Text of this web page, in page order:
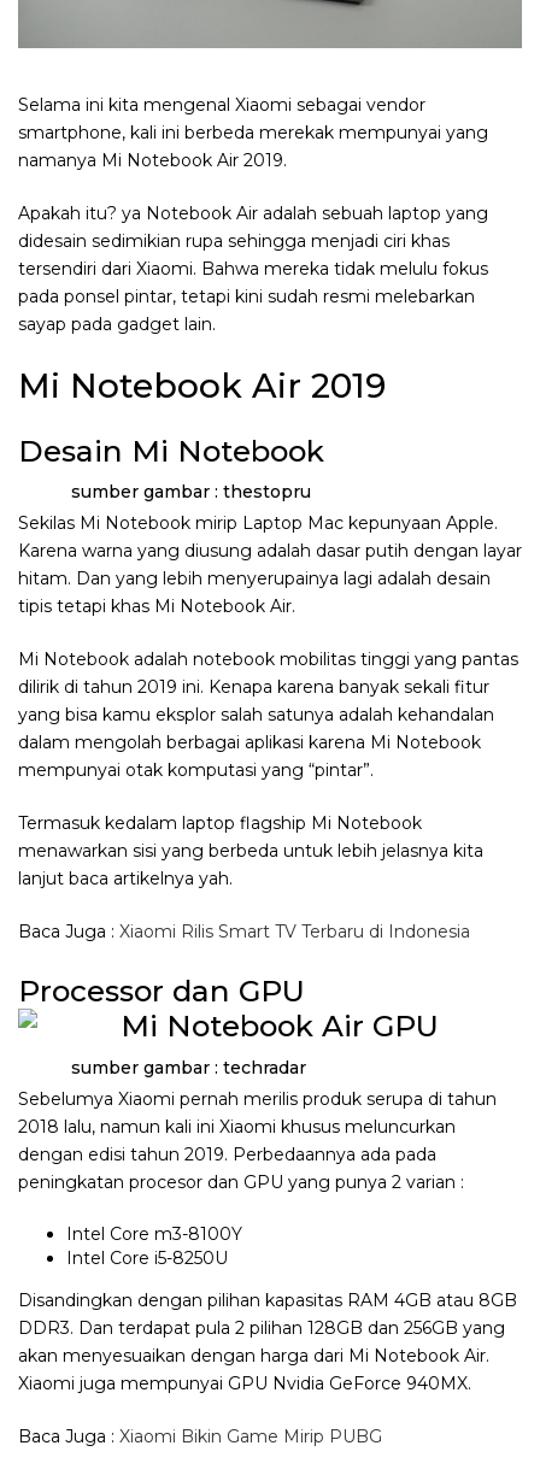
Selama ini kita mengenal Xiaomi sebagai vendor
smartphone, kali ini berbeda merekak mempunyai yang
namanya Mi Notebook Air 2019.
Apakah itu? ya Notebook Air adalah sebuah laptop yang
didesain sedimikian rupa sehingga menjadi ciri khas
tersendiri dari Xiaomi. Bahwa mereka tidak melulu fokus
pada ponsel pintar, tetapi kini sudah resmi melebarkan
sayap pada gadget lain.
Mi Notebook Air 2019
Desain Mi Notebook
sumber gambar : thestopru
Sekilas Mi Notebook mirip Laptop Mac kepunyaan Apple.
Karena warna yang diusung adalah dasar putih dengan layar
hitam. Dan yang lebih menyerupainya lagi adalah desain
tipis tetapi khas Mi Notebook Air.
Mi Notebook adalah notebook mobilitas tinggi yang pantas
dilirik di tahun 2019 ini. Kenapa karena banyak sekali fitur
yang bisa kamu eksplor salah satunya adalah kehandalan
dalam mengolah berbagai aplikasi karena Mi Notebook
mempunyai otak komputasi yang “pintar”.
Termasuk kedalam laptop flagship Mi Notebook
menawarkan sisi yang berbeda untuk lebih jelasnya kita
lanjut baca artikelnya yah.
Baca Juga : Xiaomi Rilis Smart TV Terbaru di Indonesia
Processor dan GPU
sumber gambar : techradar
Sebelumya Xiaomi pernah merilis produk serupa di tahun
2018 lalu, namun kali ini Xiaomi khusus meluncurkan
dengan edisi tahun 2019. Perbedaannya ada pada
peningkatan procesor dan GPU yang punya 2 varian :
Intel Core m3-8100Y
Intel Core i5-8250U
Disandingkan dengan pilihan kapasitas RAM 4GB atau 8GB
DDR3. Dan terdapat pula 2 pilihan 128GB dan 256GB yang
akan menyesuaikan dengan harga dari Mi Notebook Air.
Xiaomi juga mempunyai GPU Nvidia GeForce 940MX.
Baca Juga : Xiaomi Bikin Game Mirip PUBG